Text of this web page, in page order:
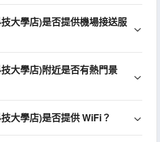
大學店)是否提供機場接送服
大學店)附近是否有熱門景
大學店)是否提供 WiFi？